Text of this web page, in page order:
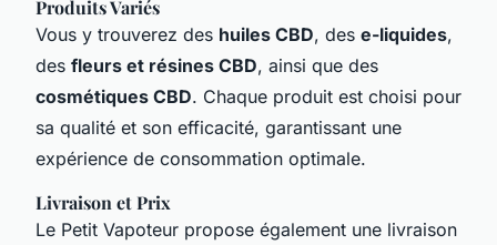
Produits Variés
Vous y trouverez des huiles CBD, des e-liquides,
des fleurs et résines CBD, ainsi que des
cosmétiques CBD. Chaque produit est choisi pour
sa qualité et son efficacité, garantissant une
expérience de consommation optimale.
Livraison et Prix
Le Petit Vapoteur propose également une livraison